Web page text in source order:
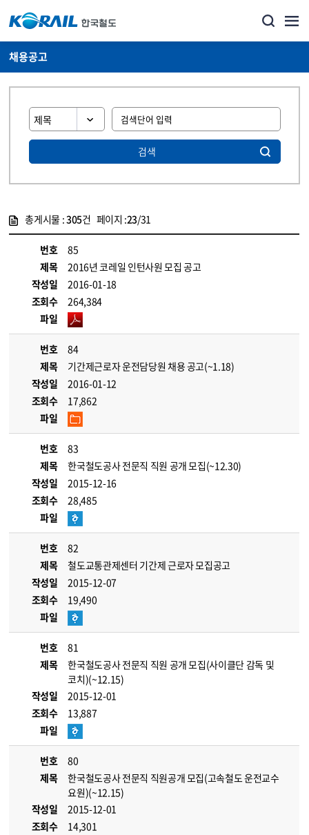
채용공고
검색
총게시물 :305건 페이지 :23/31
번호
85
제목
2016년 코레일 인턴사원 모집 공고
작성일
2016-01-18
조회수
264,384
파일
번호
84
제목
기간제근로자 운전담당원 채용 공고(~1.18)
작성일
2016-01-12
조회수
17,862
파일
번호
83
제목
한국철도공사 전문직 직원 공개 모집(~12.30)
작성일
2015-12-16
조회수
28,485
파일
번호
82
제목
철도교통관제센터 기간제 근로자 모집공고
작성일
2015-12-07
조회수
19,490
파일
번호
81
제목
한국철도공사 전문직 직원 공개 모집(사이클단 감독 및
코치)(~12.15)
작성일
2015-12-01
조회수
13,887
파일
번호
80
제목
한국철도공사 전문직 직원공개 모집(고속철도 운전교수
요원)(~12.15)
작성일
2015-12-01
조회수
14,301